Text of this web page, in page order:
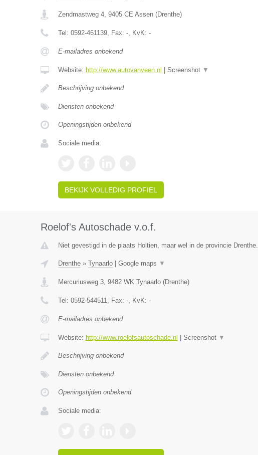
Zendmastweg 4, 9405 CE Assen(Drenthe)
Tel: 0592-461139, Fax: -, KvK: -
E-mailadres onbekend
Website: http://www.autovanveen.nl Screenshot ▼
Beschrijving onbekend
Diensten onbekend
Openingstijden onbekend
Sociale media:
BEKIJK VOLLEDIG PROFIEL
Roelof's Autoschade v.o.f.
Niet gevestigd in de plaats Holtien, maar wel in de provincie Drenthe.
Drenthe» Tynaarlo| Google maps ▼
Mercuriusweg 3, 9482 WK Tynaarlo(Drenthe)
Tel: 0592-544511, Fax: -, KvK: -
E-mailadres onbekend
Website: http://www.roelofsautoschade.nl Screenshot ▼
Beschrijving onbekend
Diensten onbekend
Openingstijden onbekend
Sociale media: